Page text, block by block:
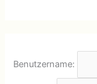
Benutzername: